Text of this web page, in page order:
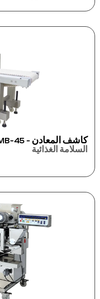
كاشف المعادن - MD4517 LS-MB-45
السلامة الغذائية